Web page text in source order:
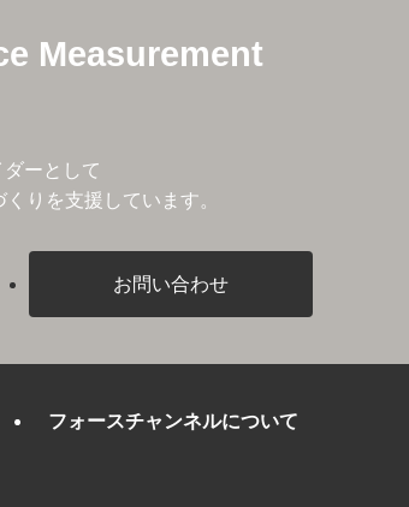
Measurement
ーとして
りを支援しています。
お問い合わせ
フォースチャンネルについて